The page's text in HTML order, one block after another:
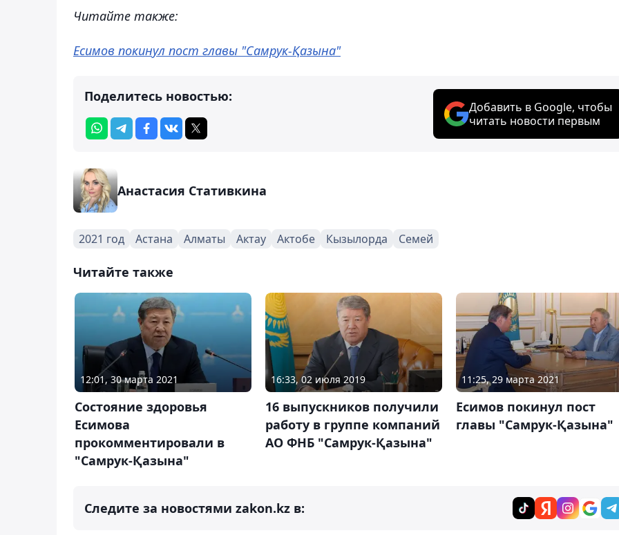
Читайте также:
Есимов покинул пост главы "Самрук-Қазына"
Поделитесь новостью:
Добавить в Google, чтобы
читать новости первым
Анастасия Стативкина
2021 год Астана Алматы Актау Актобе Кызылорда Семей
Читайте также
12:01, 30 марта 2021
Состояние здоровья
Есимова
прокомментировали в
"Самрук-Қазына"
16:33, 02 июля 2019
16 выпускников получили
работу в группе компаний
АО ФНБ "Самрук-Қазына"
11:25, 29 марта 2021
Есимов покинул пост
главы "Самрук-Қазына"
Следите за новостями zakon.kz в: